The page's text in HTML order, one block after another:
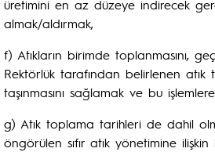
üretimini en az düzeye indirecek
almak/aldırmak,
f) Atıkların birimde toplanmasını,
Rektörlük tarafından belirlenen
taşınmasını sağlamak ve bu
g) Atık toplama tarihleri de dahil
öngörülen sıfır atık yönetimine